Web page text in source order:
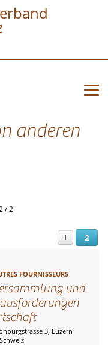
anderen
/ 2
1 2
FOURNISSEURS
und
3, Luzern